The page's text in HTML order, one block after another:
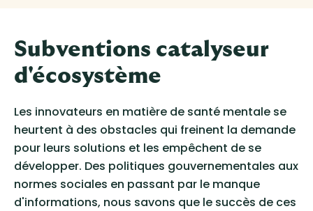
Subventions catalyseur
d'écosystème
Les innovateurs en matière de santé mentale se
heurtent à des obstacles qui freinent la demande
pour leurs solutions et les empêchent de se
développer. Des politiques gouvernementales aux
normes sociales en passant par le manque
d'informations, nous savons que le succès de ces